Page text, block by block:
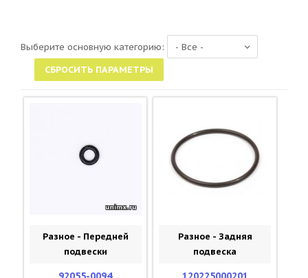
Выберите основную категорию:
Разное - Передней
подвески
Разное - Задняя
подвеска